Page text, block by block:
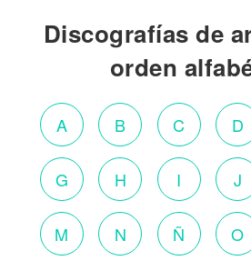
Discografías de
orden
A B C D
G H I J
M N Ñ O